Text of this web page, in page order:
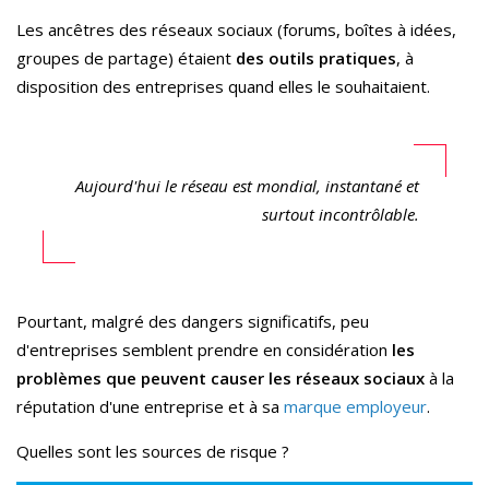
Les ancêtres des réseaux sociaux (forums, boîtes à idées,
groupes de partage) étaient des outils pratiques, à
disposition des entreprises quand elles le souhaitaient.
Aujourd'hui le réseau est mondial, instantané et
surtout incontrôlable.
Pourtant, malgré des dangers significatifs, peu
d'entreprises semblent prendre en considération les
problèmes que peuvent causer les réseaux sociaux à la
réputation d'une entreprise et à sa marque employeur.
Quelles sont les sources de risque ?